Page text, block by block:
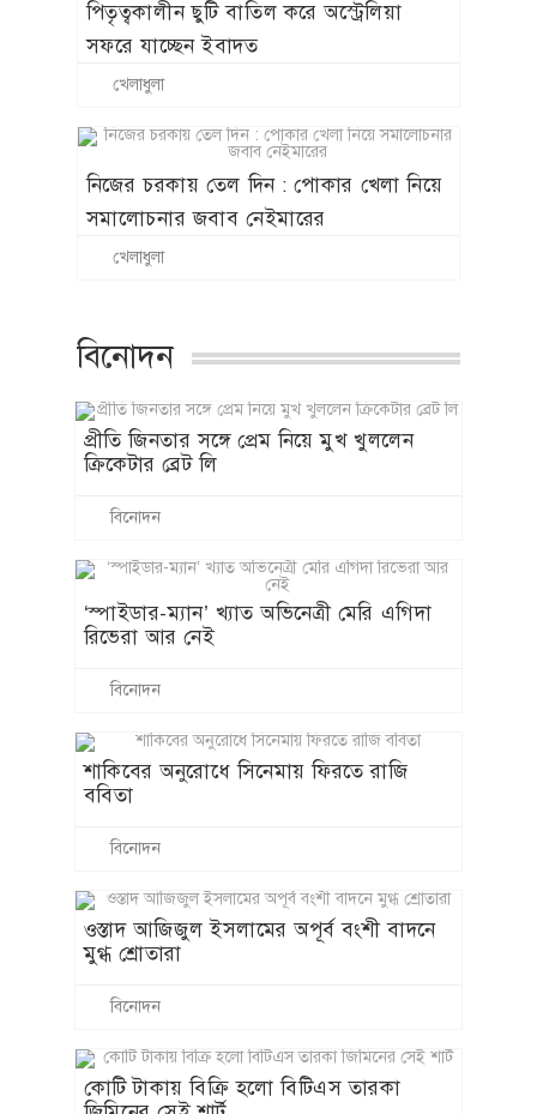
পিতৃত্বকালীন ছুটি বাতিল করে অস্ট্রেলিয়া
সফরে যাচ্ছেন ইবাদত
খেলাধুলা
নিজের চরকায় তেল দিন : পোকার খেলা নিয়ে
সমালোচনার জবাব নেইমারের
খেলাধুলা
বিনোদন
প্রীতি জিনতার সঙ্গে প্রেম নিয়ে মুখ খুললেন
ক্রিকেটার ব্রেট লি
বিনোদন
‘স্পাইডার-ম্যান’ খ্যাত অভিনেত্রী মেরি এগিদা
রিভেরা আর নেই
বিনোদন
শাকিবের অনুরোধে সিনেমায় ফিরতে রাজি
ববিতা
বিনোদন
ওস্তাদ আজিজুল ইসলামের অপূর্ব বংশী বাদনে
মুগ্ধ শ্রোতারা
বিনোদন
কোটি টাকায় বিক্রি হলো বিটিএস তারকা